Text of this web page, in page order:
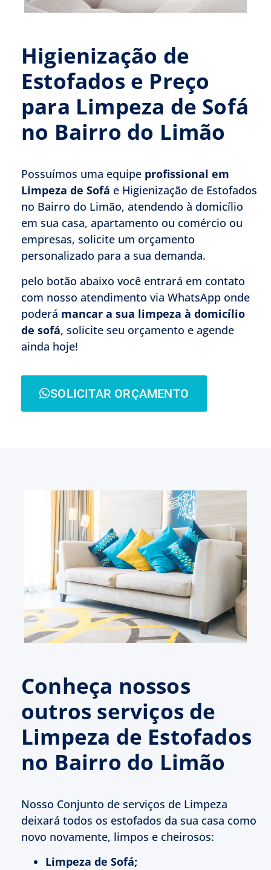
Higienização de
Estofados e Preço
para Limpeza de Sofá
no Bairro do Limão
Possuímos uma equipe profissional em
Limpeza de Sofá e Higienização de Estofados
no Bairro do Limão, atendendo à domicílio
em sua casa, apartamento ou comércio ou
empresas, solicite um orçamento
personalizado para a sua demanda.
pelo botão abaixo você entrará em contato
com nosso atendimento via WhatsApp onde
poderá mancar a sua limpeza à domicílio
de sofá, solicite seu orçamento e agende
ainda hoje!
SOLICITAR ORÇAMENTO
Conheça nossos
outros serviços de
Limpeza de Estofados
no Bairro do Limão
Nosso Conjunto de serviços de Limpeza
deixará todos os estofados da sua casa como
novo novamente, limpos e cheirosos:
Limpeza de Sofá;